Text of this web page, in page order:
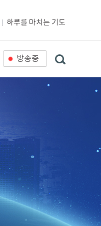
하루를 마치는 기도
방송중